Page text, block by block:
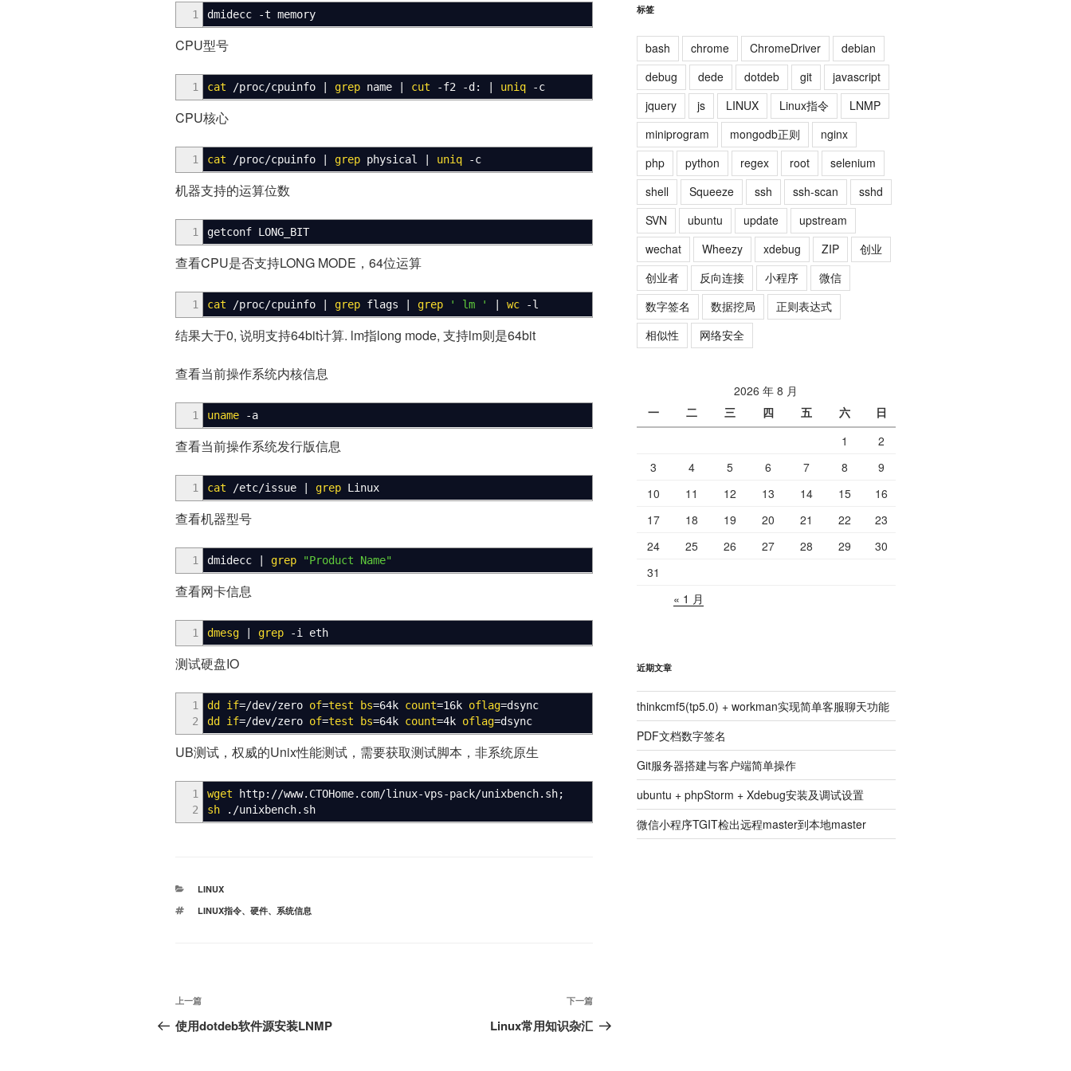
1 dmidecc -t memory
CPU型号
1 cat /proc/cpuinfo grep name cut -f2 -d: uniq -c
CPU核心
1 cat /proc/cpuinfo grep physical uniq -c
机器支持的运算位数
1 getconf LONG_BIT
查看CPU是否支持LONG MODE，64位运算
1 cat /proc/cpuinfo grep flags grep ' lm ' wc -l
结果大于0, 说明支持64bit计算. lm指long mode, 支持lm则是64bit
查看当前操作系统内核信息
1 uname -a
查看当前操作系统发行版信息
1 cat /etc/issue grep Linux
查看机器型号
1 dmidecc grep "Product Name"
查看网卡信息
1 dmesg grep -i eth
测试硬盘IO
1
2
dd if=/dev/zero of=test bs=64k count=16k oflag=dsync
dd
if=/dev/zero of=test bs=64k count=4k oflag=dsync
UB测试，权威的Unix性能测试，需要获取测试脚本，非系统原生
1
2
wget http: //www.CTOHome.com/linux-vps-pack/unixbench.sh;
sh . /unixbench.sh
分
LINUX
标
LINUX指令、 硬件、 系统信息
文
章
上
一
上一篇
使用dotdeb软件源安装LNMP
下
一
下一篇
Linux常用知识杂汇
标签
bash chrome ChromeDriver
debian
debug
dede dotdeb git
javascript
jquery
js LINUX Linux指令
LNMP
miniprogram
mongodb正则
nginx
php
python regex root
selenium
shell
Squeeze ssh ssh-scan
sshd
SVN
ubuntu update
upstream
wechat
Wheezy xdebug ZIP
创业
创业者
反向连接 小程序
微信
数字签名
数据挖局
正则表达式
相似性
网络安全
2026 年 8 月
一
二 三 四 五 六
日
1
2
3
4 5 6 7 8
9
10
11 12 13 14 15
16
17
18 19 20 21 22
23
24
25 26 27 28 29
30
31
« 1 月
近期文章
thinkcmf5(tp5.0) + workman实现简单客服聊天功能
PDF文档数字签名
Git服务器搭建与客户端简单操作
ubuntu + phpStorm + Xdebug安装及调试设置
微信小程序TGIT检出远程master到本地master